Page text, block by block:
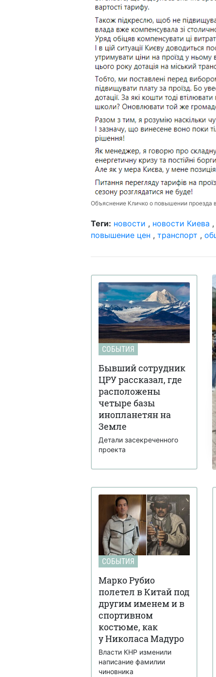
Объяснение Кличко о повышении проезда
Теги: новости , новости Киева ,
повышение цен , транспорт ,
СОБЫТИЯ
Бывший сотрудник
ЦРУ рассказал, где
расположены
четыре базы
инопланетян на
Земле
Детали засекреченного
проекта
СОБЫТИЯ
Марко Рубио
полетел в Китай под
другим именем и в
спортивном
костюме, как
у Николаса Мадуро
Власти КНР изменили
написание фамилии
чиновника